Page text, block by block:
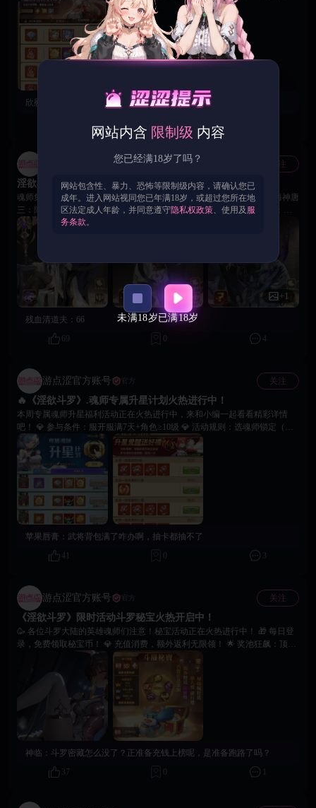
玩家： 记得准时完成所有任务，冲刺550活跃度哦 否则无法领取最终档神话
皮肤等全部奖励 💡 致新关注玩家： 目前激活仅可领取专属皮肤及头像框 建
议关注下期战令及新英雄情报！ 超值礼包与永久皮肤等你来拿。 🙌 即刻行
动，领取属于你的神话皮肤与强力资源！祝各位勇士战力飙升，轻松驰骋斗
罗大陆！
欣慰的摩托：
官方好大方，希望以后能有更多福利机制
官方 关注
淫欲斗罗 | 精英召唤限时开启，自选你的天命魂师！
魂师集结，福利狂欢！五大核心魂师任你Pick，获取概率大幅提升! 🔹海神唐
三：降攻破散，掌控全场 🔹比比东：暗影斩杀，伤害增幅 🔹泰坦巨猿：破
甲暴击，坚不可摧 🔹天青牛蟒：诅咒眩晕，掌控节奏 🔹阿银：群体疗愈，
复活续航 🎯 保底机制 风火水系110抽/光暗系150抽必得选定魂师 累计次数可
UP目标，保底进度自动继承，策略抽取更高效！ 👇 你会优先召唤哪一位魂
师？在评论区留下你的“心愿魂师”，一起召唤欧气！
+1
残血清道夫： 66
4
游点涩官方账号 官方 关注
🔥《淫欲斗罗》.魂师专属升星计划火热进行中！
本周专属魂师升星福利活动正在火热进行中，来和小编一起看看精彩详情
吧！ 💎 参与条件：服开服满7天+角色≥10级 💎 活动规则：选魂师锁定（锁
定前可换），升星至指定等级领奖励、解锁专属礼包 💎 活动福利：升星领
免费奖励；解锁高性价比升星礼包；觉醒/合成达标额外领奖 💎 注意事项：
活动限7天；锁定后不可改，每位魂师仅参与1次；置换魂师也可参与 🙌 建
议各位魂师大人及时参与，合理规划升星策略，登录游戏锁定心仪魂师，开
启高效升星之路，在淫欲斗罗的冒险中更胜一筹吧！
苹果唇膏： 武将背包满了咋办啊，抽卡都抽不了
41
0 3
游点涩官方账号 官方 关注
《淫欲斗罗》限时活动斗罗秘宝火热开启中！
🥳 各位斗罗大陆的英雄魂师们注意！秘宝活动正在火热进行中！ 🎁 每日登
录，免费领取秘宝币！ 💎 充值消费，额外返利无限领！ 🌟 奖池狂飙：顶级
符文、橙色魂兽自选、5星英魂自选…毕业级资源等你来抽！ 📈 累计抽取领
进度奖励，更可冲击全服排行榜，赢取限定荣耀！ 🙌 活动福利诚意满满，
参与机会稍纵即逝。立即登录18game游戏平台，开启斗罗秘宝寻觅之旅！
神临： 斗罗密藏怎么没了？正准备充钱上榜呢，是准备跑路了吗？
37
网站内含 限制级 内容
您已经满18岁了吗？
网站包含性、暴力、恐怖等限制级内容，请确认您已
成年。进入网站视同您已年满18岁，或超过您所在地
区法定成人年龄，并同意遵守隐私权政策、使用及 服
务条款。
未满18岁已满18岁